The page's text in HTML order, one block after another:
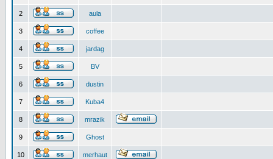
2 aula
3 coffee
4 jardag
5 BV
6 dustin
7 Kuba4
8 mrazik
9 Ghost
10 merhaut